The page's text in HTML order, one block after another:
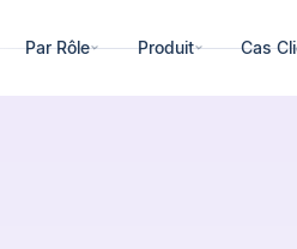
Par Rôle Produit Cas